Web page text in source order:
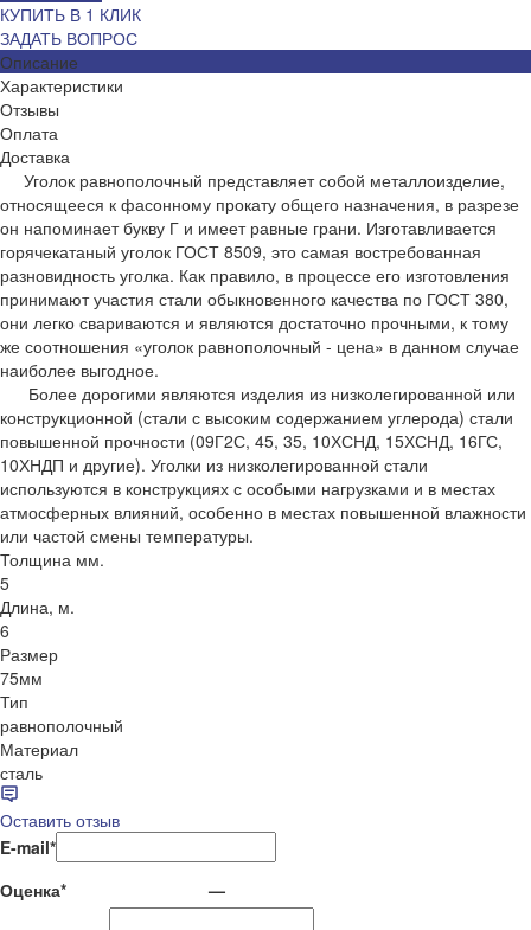
КУПИТЬ В 1 КЛИК
ЗАДАТЬ ВОПРОС
Описание
Характеристики
Отзывы
Оплата
Доставка
Уголок равнополочный представляет собой металлоизделие,
относящееся к фасонному прокату общего назначения, в разрезе
он напоминает букву Г и имеет равные грани. Изготавливается
горячекатаный уголок ГОСТ 8509, это самая востребованная
разновидность уголка. Как правило, в процессе его изготовления
принимают участия стали обыкновенного качества по ГОСТ 380,
они легко свариваются и являются достаточно прочными, к тому
же соотношения «уголок равнополочный - цена» в данном случае
наиболее выгодное.
Более дорогими являются изделия из низколегированной или
конструкционной (стали с высоким содержанием углерода) стали
повышенной прочности (09Г2С, 45, 35, 10ХСНД, 15ХСНД, 16ГС,
10ХНДП и другие). Уголки из низколегированной стали
используются в конструкциях с особыми нагрузками и в местах
атмосферных влияний, особенно в местах повышенной влажности
или частой смены температуры.
Толщина мм.
5
Длина, м.
6
Размер
75мм
Тип
равнополочный
Материал
сталь
Оставить отзыв
E-mail*
Оценка* —